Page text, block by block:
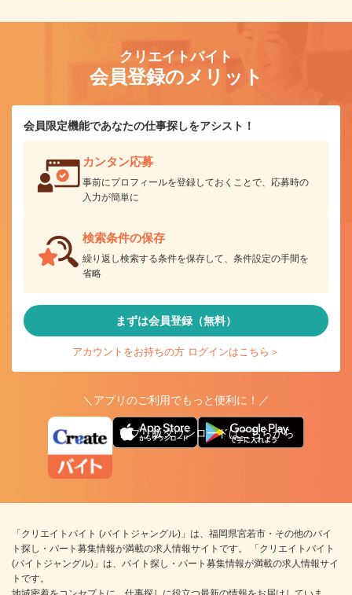
クリエイトバイト
会員登録のメリット
会員限定機能であなたの仕事探しをアシスト！
カンタン応募
事前にプロフィールを登録しておくことで、応募時の
入力が簡単に
検索条件の保存
繰り返し検索する条件を保存して、条件設定の手間を
省略
まずは会員登録（無料）
アカウントをお持ちの方 ログインはこちら＞
＼アプリのご利用でもっと便利に！／
アプリ版ダウンロードはこちらから
「クリエイトバイト (バイトジャングル)」は、福岡県宮若市・その他のバイ
ト探し・パート募集情報が満載の求人情報サイトです。 「クリエイトバイト
(バイトジャングル)」は、バイト探し・パート募集情報が満載の求人情報サイ
トです。